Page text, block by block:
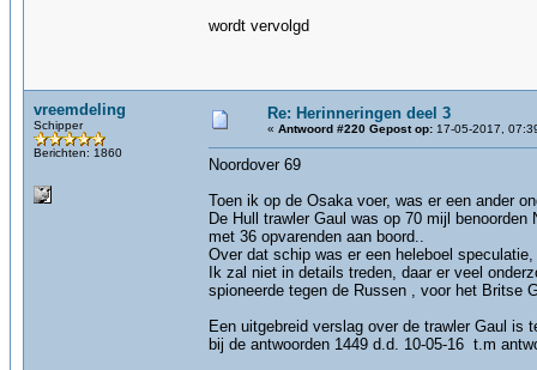
wordt vervolgd
vreemdeling
Schipper
Berichten: 1860
Re: Herinneringen deel 3
« Antwoord #220 Gepost op: 17-05-2017,
Noordover 69
Toen ik op de Osaka voer, was er een ander
De Hull trawler Gaul was op 70 mijl
met 36 opvarenden aan boord..
Over dat schip was er een heleboel
Ik zal niet in details treden, daar er veel
spioneerde tegen de Russen , voor het Britse
Een uitgebreid verslag over de trawler Gaul
bij de antwoorden 1449 d.d. 10-05-16 t.m